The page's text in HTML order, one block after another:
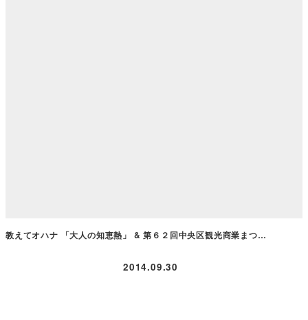
教えてオハナ 「大人の知恵熱」 & 第６２回中央区観光商業まつ…
2014.09.30